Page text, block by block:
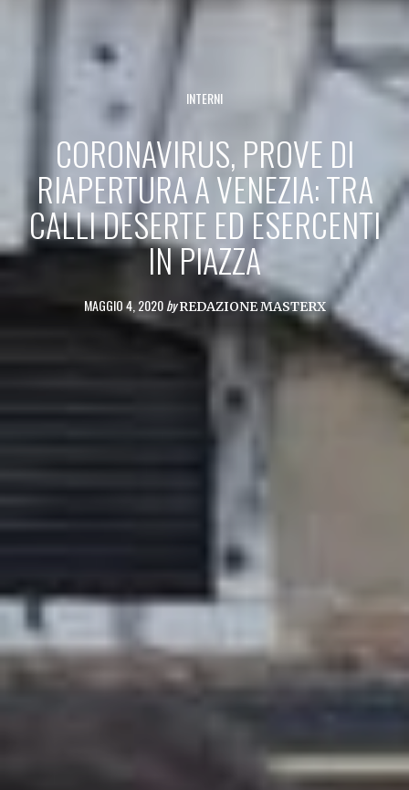
INTERNI
CORONAVIRUS, PROVE DI
RIAPERTURA A VENEZIA: TRA
CALLI DESERTE ED ESERCENTI
IN PIAZZA
MAGGIO 4, 2020 byREDAZIONE MASTERX